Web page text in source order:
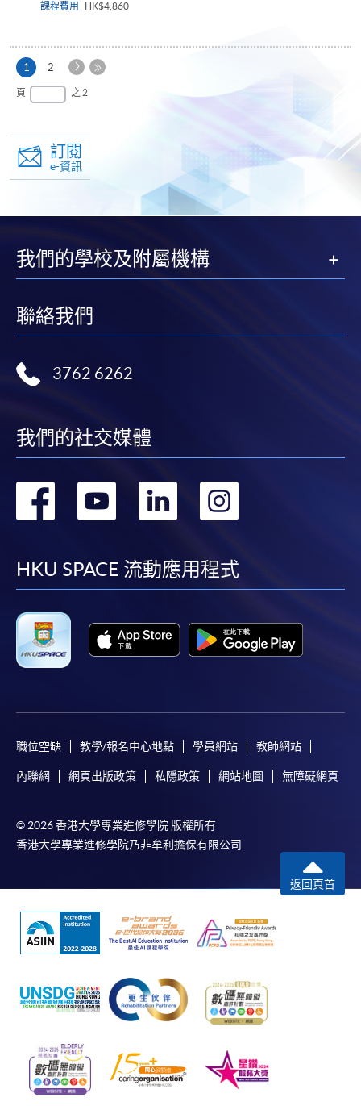
課程費用
HK$4,860
1 本
頁
2
下
頁
頁 之 2
訂閱
e-資訊
我們的學校及附屬機構
聯絡我們
3762 6262
我們的社交媒體
轉
facebook
轉
youtube
轉
linkedin
HKU SPACE 流動應用程式
職位空缺 教學/報名中心地點 學員網站 教師網站
內聯網 網頁出版政策 私隱政策 網站地圖 無障礙網頁
© 2026 香港大學專業進修學院 版權所有
香港大學專業進修學院乃非牟利擔保有限公司
返回頁首